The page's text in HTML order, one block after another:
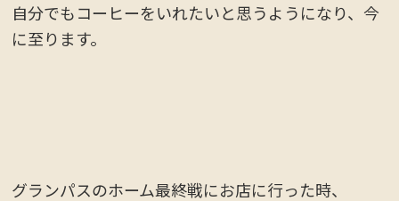
自分でもコーヒーをいれたいと思うようになり、今
に至ります。
グランパスのホーム最終戦にお店に行った時、